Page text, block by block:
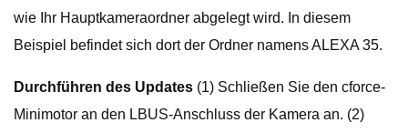
wie Ihr Hauptkameraordner abgelegt wird. In diesem
Beispiel befindet sich dort der Ordner namens ALEXA 35.
Durchführen des Updates (1) Schließen Sie den cforce-
Minimotor an den LBUS-Anschluss der Kamera an. (2)